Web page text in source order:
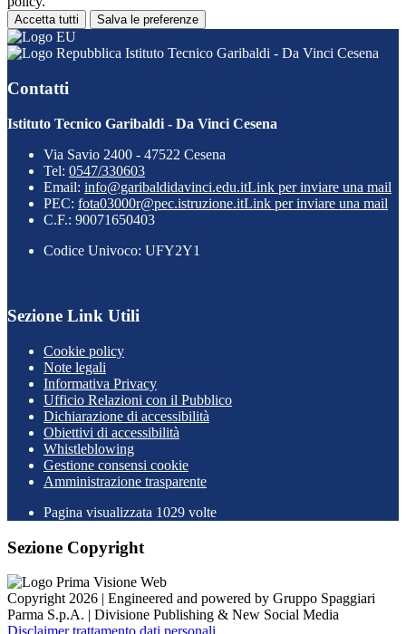
Accetta tutti Salva le preferenze
Istituto Tecnico Garibaldi - Da Vinci Cesena
Contatti
Istituto Tecnico Garibaldi - Da Vinci Cesena
Via Savio 2400 - 47522 Cesena
Tel: 0547/330603
Email: info@garibaldidavinci.edu.itLink per inviare una mail
PEC: fota03000r@pec.istruzione.itLink per inviare una mail
C.F.: 90071650403
Codice Univoco: UFY2Y1
Sezione Link Utili
Cookie policy
Note legali
Informativa Privacy
Ufficio Relazioni con il Pubblico
Dichiarazione di accessibilità
Obiettivi di accessibilità
Whistleblowing
Gestione consensi cookie
Amministrazione trasparente
Pagina visualizzata 1029 volte
Sezione Copyright
Copyright 2026 | Engineered and powered by Gruppo Spaggiari
Parma S.p.A. | Divisione Publishing & New Social Media